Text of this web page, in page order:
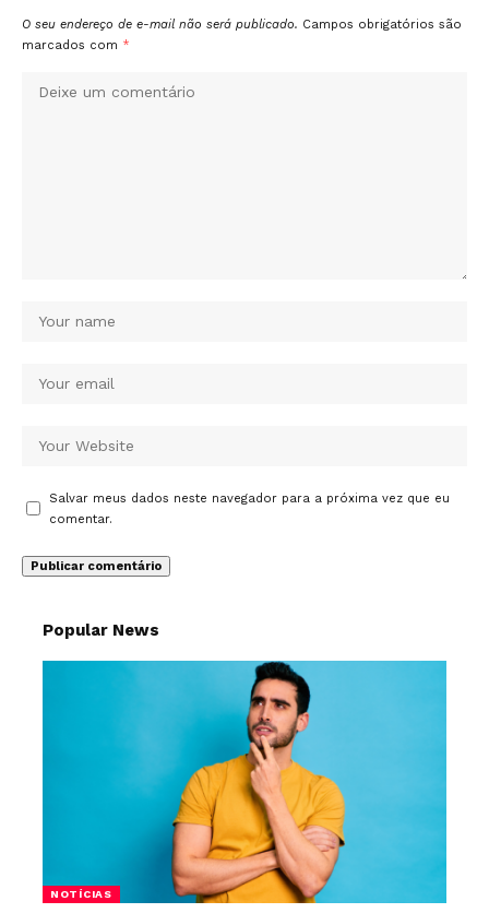
O seu endereço de e-mail não será publicado. Campos obrigatórios são
marcados com *
Salvar meus dados neste navegador para a próxima vez que eu
comentar.
Popular News
NOTÍCIAS